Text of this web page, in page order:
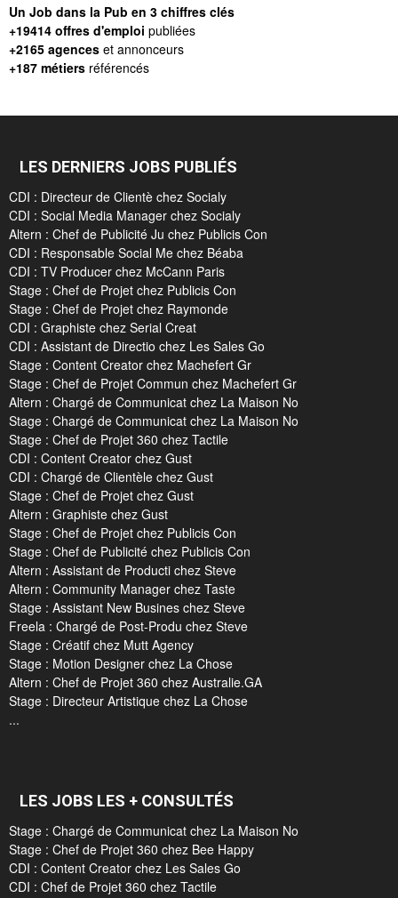
Un Job dans la Pub en 3 chiffres clés
+19414 offres d'emploi publiées
+2165 agences et annonceurs
+187 métiers référencés
LES DERNIERS JOBS PUBLIÉS
CDI : Directeur de Clientè chez Socialy
CDI : Social Media Manager chez Socialy
Altern : Chef de Publicité Ju chez Publicis Con
CDI : Responsable Social Me chez Béaba
CDI : TV Producer chez McCann Paris
Stage : Chef de Projet chez Publicis Con
Stage : Chef de Projet chez Raymonde
CDI : Graphiste chez Serial Creat
CDI : Assistant de Directio chez Les Sales Go
Stage : Content Creator chez Machefert Gr
Stage : Chef de Projet Commun chez Machefert Gr
Altern : Chargé de Communicat chez La Maison No
Stage : Chargé de Communicat chez La Maison No
Stage : Chef de Projet 360 chez Tactile
CDI : Content Creator chez Gust
CDI : Chargé de Clientèle chez Gust
Stage : Chef de Projet chez Gust
Altern : Graphiste chez Gust
Stage : Chef de Projet chez Publicis Con
Stage : Chef de Publicité chez Publicis Con
Altern : Assistant de Producti chez Steve
Altern : Community Manager chez Taste
Stage : Assistant New Busines chez Steve
Freela : Chargé de Post-Produ chez Steve
Stage : Créatif chez Mutt Agency
Stage : Motion Designer chez La Chose
Altern : Chef de Projet 360 chez Australie.GA
Stage : Directeur Artistique chez La Chose
...
LES JOBS LES + CONSULTÉS
Stage : Chargé de Communicat chez La Maison No
Stage : Chef de Projet 360 chez Bee Happy
CDI : Content Creator chez Les Sales Go
CDI : Chef de Projet 360 chez Tactile